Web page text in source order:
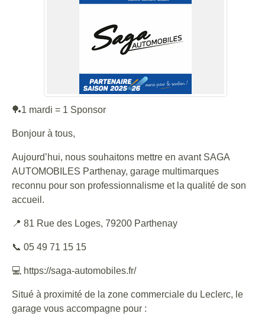
🏓1 mardi = 1 Sponsor
Bonjour à tous,
Aujourd’hui, nous souhaitons mettre en avant SAGA
AUTOMOBILES Parthenay, garage multimarques
reconnu pour son professionnalisme et la qualité de son
accueil.
📍 81 Rue des Loges, 79200 Parthenay
📞 05 49 71 15 15
💻 https://saga-automobiles.fr/
Situé à proximité de la zone commerciale du Leclerc, le
garage vous accompagne pour :